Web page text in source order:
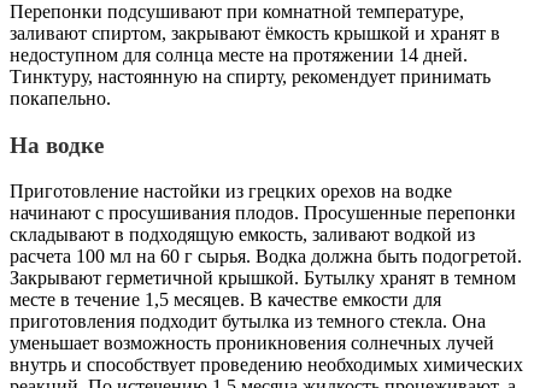
Перепонки подсушивают при комнатной температуре,
заливают спиртом, закрывают ёмкость крышкой и хранят в
недоступном для солнца месте на протяжении 14 дней.
Тинктуру, настоянную на спирту, рекомендует принимать
покапельно.
На водке
Приготовление настойки из грецких орехов на водке
начинают с просушивания плодов. Просушенные перепонки
складывают в подходящую емкость, заливают водкой из
расчета 100 мл на 60 г сырья. Водка должна быть подогретой.
Закрывают герметичной крышкой. Бутылку хранят в темном
месте в течение 1,5 месяцев. В качестве емкости для
приготовления подходит бутылка из темного стекла. Она
уменьшает возможность проникновения солнечных лучей
внутрь и способствует проведению необходимых химических